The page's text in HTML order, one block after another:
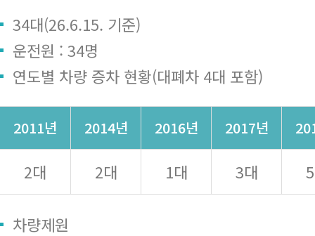
34대(26.6.15. 기준)
운전원 : 34명
연도별 차량 증차 현황(대폐차 4대 포함)
2011년 2014년 2016년 2017년
2대 2대 1대 3대
차량제원